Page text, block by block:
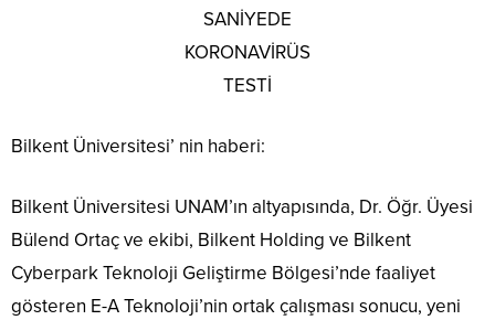
SANİYEDE
KORONAVİRÜS
TESTİ
Bilkent Üniversitesi’ nin haberi:
Bilkent Üniversitesi UNAM’ın altyapısında, Dr. Öğr. Üyesi
Bülend Ortaç ve ekibi, Bilkent Holding ve Bilkent
Cyberpark Teknoloji Geliştirme Bölgesi’nde faaliyet
gösteren E-A Teknoloji’nin ortak çalışması sonucu, yeni